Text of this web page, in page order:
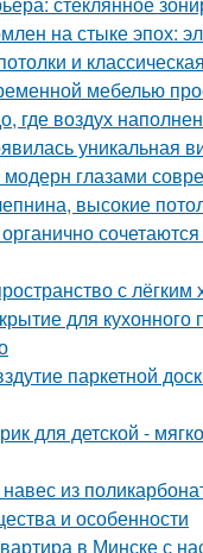
на стыке эпох:
и
мебелью
где воздух
уникальная
глазами
высокие
с лёгким
для кухонного
паркетной
для детской -
из
и особенности
в Минске с